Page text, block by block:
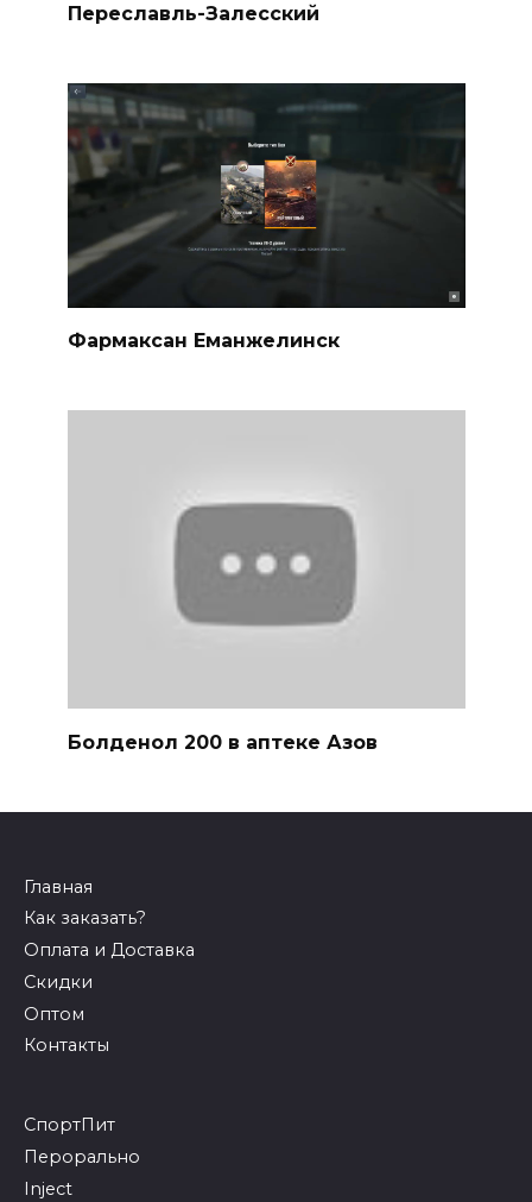
Переславль-Залесский
Фармаксан Еманжелинск
Болденол 200 в аптеке Азов
Главная
Как заказать?
Оплата и Доставка
Скидки
Оптом
Контакты
СпортПит
Перорально
Inject